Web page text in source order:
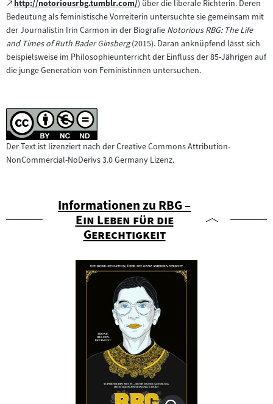
Zum
externen
Inhalt:
http://notoriousrbg.tumblr.com/
(öffnet
im
neuen
Tab)
) über die liberale Richterin. Deren
Bedeutung als feministische Vorreiterin untersuchte sie gemeinsam mit
der Journalistin Irin Carmon in der Biografie Notorious RBG: The Life
and Times of Ruth Bader Ginsberg(2015). Daran anknüpfend lässt sich
beispielsweise im Philosophieunterricht der Einfluss der 85-Jährigen auf
die junge Generation von Feministinnen untersuchen.
Der Text ist lizenziert nach der Creative Commons Attribution-
NonCommercial-NoDerivs 3.0 Germany Lizenz.
Informationen zu "
RBG –
Ein Leben für die
Gerechtigkeit"